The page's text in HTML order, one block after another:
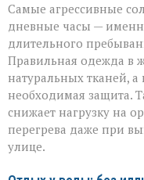
Самые агрессивные
дневные часы —
длительного
Правильная одежда в
натуральных тканей, а
необходимая защита.
снижает нагрузку на
перегрева даже при
улице.